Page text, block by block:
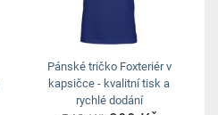
Pánské tričko Foxteriér v
kapsičce - kvalitní tisk a
rychlé dodání